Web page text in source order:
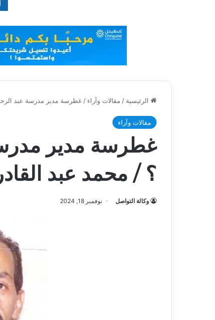
الرئيسية / مقالات وآراء / غطرسة مدير مدرسة عبد
مقالات وآراء
غطرسة مدير
؟ / محمد عبد القادر
وكالة التواصل نوفمبر 18, 2024